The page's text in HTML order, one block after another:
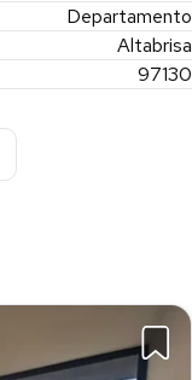
Departamento
Altabrisa
97130